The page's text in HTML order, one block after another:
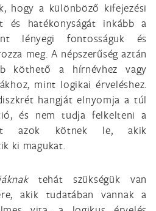
hogy a különböző kifejezési
és hatékonyságát inkább a
lényegi fontosságuk és
meg. A népszerűség aztán
köthető a hírnévhez vagy
mint logikai érveléshez.
hangját elnyomja a túl
és nem tudja felkelteni a
azok kötnek le, akik
ki magukat.
tehát szükségük van
akik tudatában vannak a